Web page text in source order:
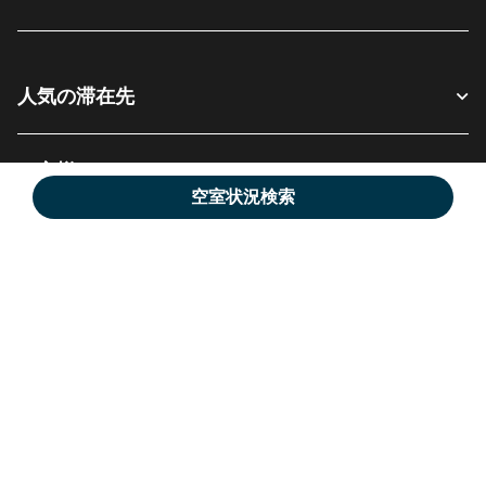
空室状況検索
人気の滞在先
お客様へ